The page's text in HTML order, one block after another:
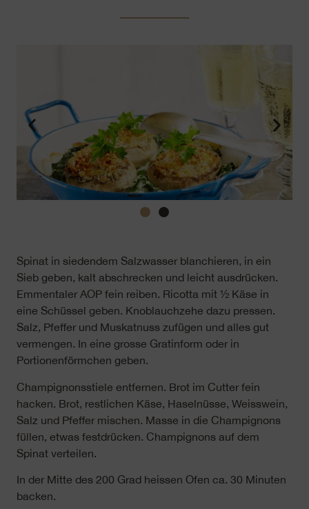
Spinat in siedendem Salzwasser blanchieren, in ein
Sieb geben, kalt abschrecken und leicht ausdrücken.
Emmentaler AOP fein reiben. Ricotta mit ½ Käse in
eine Schüssel geben. Knoblauchzehe dazu pressen.
Salz, Pfeffer und Muskatnuss zufügen und alles gut
vermengen. In eine grosse Gratinform oder in
Portionenförmchen geben.
Champignonsstiele entfernen. Brot im Cutter fein
hacken. Brot, restlichen Käse, Haselnüsse, Weisswein,
Salz und Pfeffer mischen. Masse in die Champignons
füllen, etwas festdrücken. Champignons auf dem
Spinat verteilen.
In der Mitte des 200 Grad heissen Ofen ca. 30 Minuten
backen.